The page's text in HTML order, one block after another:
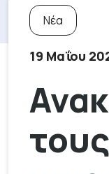
Νέα
19 Μαΐου